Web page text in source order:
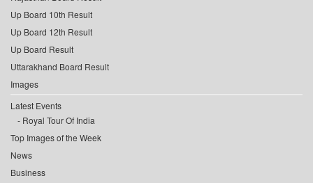
Up Board 10th Result
Up Board 12th Result
Up Board Result
Uttarakhand Board Result
Images
Latest Events
Royal Tour Of India
Top Images of the Week
News
Business